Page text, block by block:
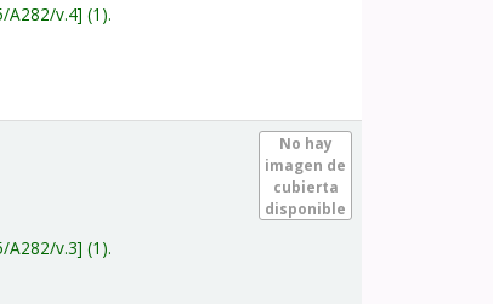
A282/v.4 (1).
No hay
imagen de
cubierta
disponible
A282/v.3 (1).